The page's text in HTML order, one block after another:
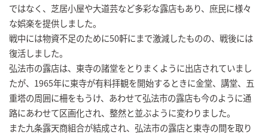
ではなく、芝居小屋や大道芸など多彩な露店もあり、庶民に様々
な娯楽を提供しました。
戦中には物資不足のために50軒にまで激減したものの、戦後には
復活しました。
弘法市の露店は、東寺の諸堂をとりまくように出店されていまし
たが、1965年に東寺が有料拝観を開始するときに金堂、講堂、五
重塔の周囲に柵をもうけ、あわせて弘法市の露店も今のように通
路にあわせて区画化され、整然と並ぶように変わりました。
また九条露天商組合が結成され、弘法市の露店と東寺の間を取り